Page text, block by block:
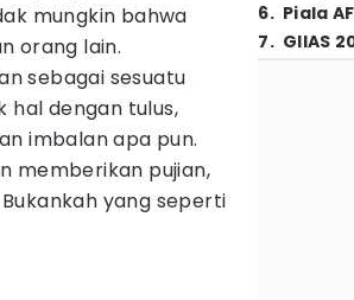
mungkin bahwa
orang lain.
sebagai sesuatu
hal dengan tulus,
imbalan apa pun.
memberikan pujian,
yang seperti
6. Piala
7. GIIAS